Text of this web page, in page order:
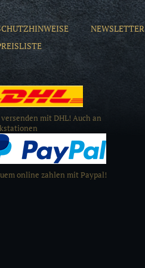
NEWSLETTER
mit DHL! Auch an
online zahlen mit Paypal!